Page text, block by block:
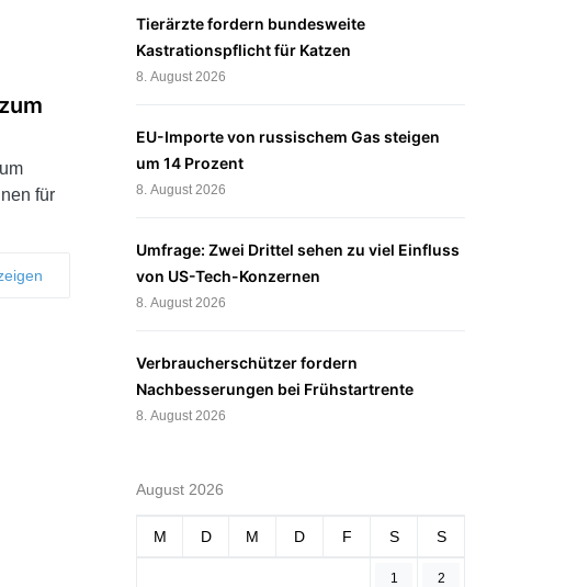
für
Tierärzte fordern bundesweite
Kastrationspflicht für Katzen
8. August 2026
EU-Importe von russischem Gas steigen
um 14 Prozent
8. August 2026
Umfrage: Zwei Drittel sehen zu viel Einfluss
von US-Tech-Konzernen
8. August 2026
Verbraucherschützer fordern
Nachbesserungen bei Frühstartrente
8. August 2026
August 2026
M D M D F S S
1 2